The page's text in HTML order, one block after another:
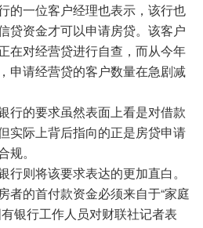
的一位客户经理也表示，该行也
贷资金才可以申请房贷。该客户
在对经营贷进行自查，而从今年
申请经营贷的客户数量在急剧减
行的要求虽然表面上看是对借款
实际上背后指向的正是房贷申请
。
行则将该要求表达的更加直白。
者的首付款资金必须来自于“家庭
银行工作人员对财联社记者表